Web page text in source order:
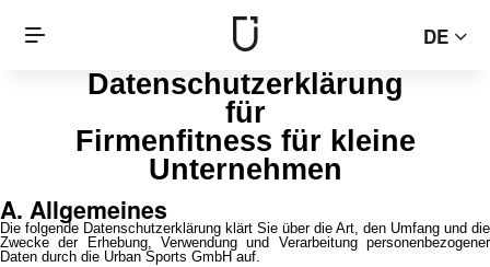
DE
Datenschutzerklärung
für
Firmenfitness für kleine
Unternehmen
A. Allgemeines
Die folgende Datenschutzerklärung klärt Sie über die Art, den Umfang und die
Zwecke der Erhebung, Verwendung und Verarbeitung personenbezogener
Daten durch die Urban Sports GmbH auf.